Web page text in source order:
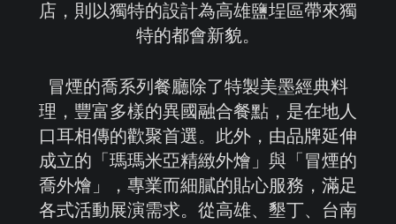
店，則以獨特的設計為高雄鹽埕區帶來獨
特的都會新貌。
冒煙的喬系列餐廳除了特製美墨經典料
理，豐富多樣的異國融合餐點，是在地人
口耳相傳的歡聚首選。此外，由品牌延伸
成立的「瑪瑪米亞精緻外燴」與「冒煙的
喬外燴」，專業而細膩的貼心服務，滿足
各式活動展演需求。從高雄、墾丁、台南